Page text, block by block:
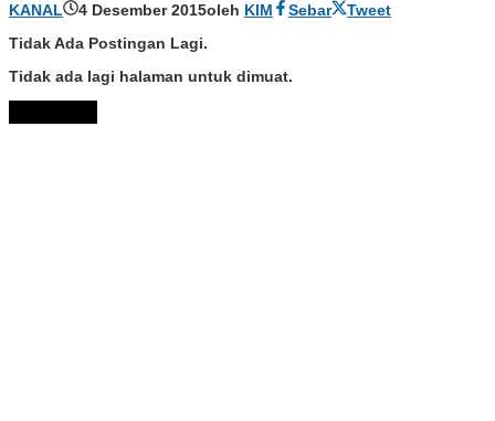
KANAL
4 Desember 2015oleh KIM Sebar
Tweet
Tidak Ada Postingan Lagi.
Tidak ada lagi halaman untuk dimuat.